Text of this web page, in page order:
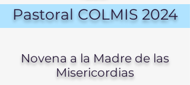
Pastoral COLMIS 2024
Novena a la Madre de las
Misericordias